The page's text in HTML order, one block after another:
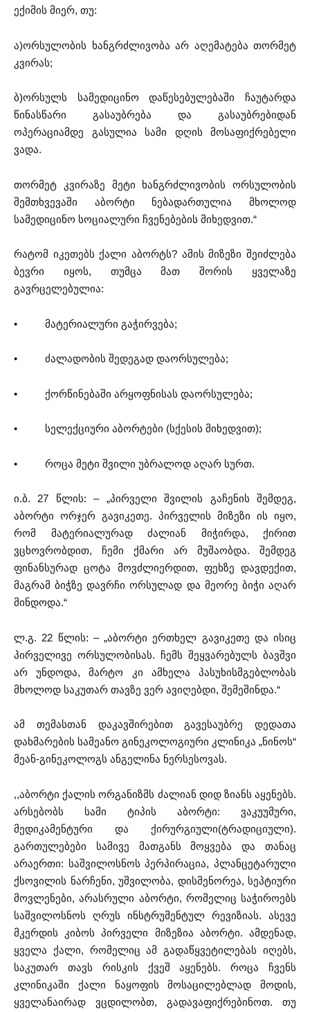
ექიმის მიერ, თუ:
ა)ორსულობის ხანგრძლივობა არ აღემატება თორმეტ
კვირას;
ბ)ორსულს სამედიცინო დაწესებულებაში ჩაუტარდა
წინასწარი გასაუბრება და გასაუბრებიდან
ოპერაციამდე გასულია სამი დღის მოსაფიქრებელი
ვადა.
თორმეტ კვირაზე მეტი ხანგრძლივობის ორსულობის
შემთხვევაში აბორტი ნებადართულია მხოლოდ
სამედიცინო სოციალური ჩვენებების მიხედვით.“
რატომ იკეთებს ქალი აბორტს? ამის მიზეზი შეიძლება
ბევრი იყოს, თუმცა მათ შორის ყველაზე
გავრცელებულია:
• მატერიალური გაჭირვება;
• ძალადობის შედეგად დაორსულება;
• ქორწინებაში არყოფნისას დაორსულება;
• სელექციური აბორტები (სქესის მიხედვით);
• როცა მეტი შვილი უბრალოდ აღარ სურთ.
ი.ბ. 27 წლის: – „პირველი შვილის გაჩენის შემდეგ,
აბორტი ორჯერ გავიკეთე. პირველის მიზეზი ის იყო,
რომ მატერიალურად ძალიან მიჭირდა, ქირით
ვცხოვრობდით, ჩემი ქმარი არ მუშაობდა. შემდეგ
ფინანსურად ცოტა მოვძლიერდით, ფეხზე დავდექით,
მაგრამ ბიჭზე დავრჩი ორსულად და მეორე ბიჭი აღარ
მინდოდა.“
ლ.გ. 22 წლის: – „აბორტი ერთხელ გავიკეთე და ისიც
პირველივე ორსულობისას. ჩემს შეყვარებულს ბავშვი
არ უნდოდა, მარტო კი ამხელა პასუხისმგებლობას
მხოლოდ საკუთარ თავზე ვერ ავიღებდი, შემეშინდა.“
ამ თემასთან დაკავშირებით გავესაუბრე დედათა
დახმარების სამეანო გინეკოლოგიური კლინიკა „ნინოს“
მეან-გინეკოლოგს ანგელინა ნერსესოვას.
,,აბორტი ქალის ორგანიზმს ძალიან დიდ ზიანს აყენებს.
არსებობს სამი ტიპის აბორტი: ვაკუუმური,
მედიკამენტური და ქირურგიული(ტრადიციული).
გართულებები სამივე მათგანს მოყვება და თანაც
არაერთი: საშვილოსნოს პერპირაცია, პლანცეტარული
ქსოვილის ნარჩენი, უშვილობა, დისმენორეა, სეპტიური
მოვლენები, არასრული აბორტი, რომელიც საჭიროებს
საშვილოსნოს ღრუს ინსტრუმენტულ რევიზიას. ასევე
მკერდის კიბოს პირველი მიზეზია აბორტი. ამდენად,
ყველა ქალი, რომელიც ამ გადაწყვეტილებას იღებს,
საკუთარ თავს რისკის ქვეშ აყენებს. როცა ჩვენს
კლინიკაში ქალი ნაყოფის მოსაცილებლად მოდის,
ყველანაირად ვცდილობთ, გადავაფიქრებინოთ. თუ